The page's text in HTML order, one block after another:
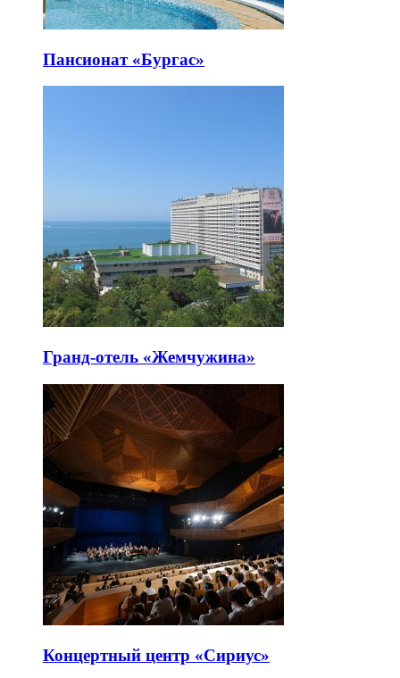
Пансионат «Бургас»
Гранд-отель «Жемчужина»
Концертный центр «Сириус»